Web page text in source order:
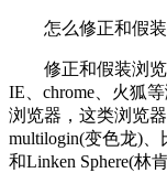
怎么修正和假装
修正和假装浏览
IE、chrome、火狐
浏览器，这类浏览
multilogin(变色龙)
和Linken Sphere(林